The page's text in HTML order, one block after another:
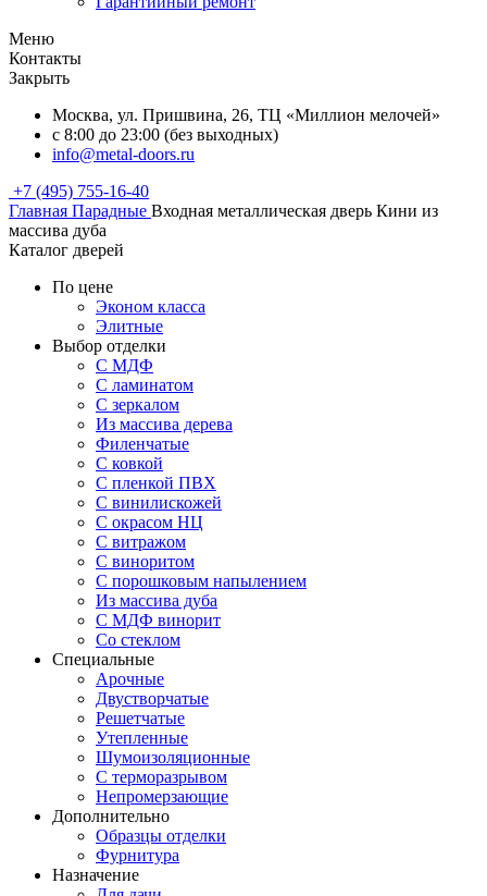
Меню
Контакты
Закрыть
Москва, ул. Пришвина, 26, ТЦ «Миллион мелочей»
с 8:00 до 23:00 (без выходных)
info@metal-doors.ru
+7 (495) 755-16-40
Главная Парадные Входная металлическая дверь Кини из
массива дуба
Каталог дверей
По цене
Эконом класса
Элитные
Выбор отделки
С МДФ
С ламинатом
С зеркалом
Из массива дерева
Филенчатые
С ковкой
С пленкой ПВХ
С винилискожей
С окрасом НЦ
С витражом
С виноритом
С порошковым напылением
Из массива дуба
С МДФ винорит
Со стеклом
Специальные
Арочные
Двустворчатые
Решетчатые
Утепленные
Шумоизоляционные
С терморазрывом
Непромерзающие
Дополнительно
Образцы отделки
Фурнитура
Назначение